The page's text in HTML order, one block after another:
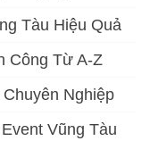
Tàu Hiệu Quả
Công Từ A-Z
Nghiệp
Vũng Tàu